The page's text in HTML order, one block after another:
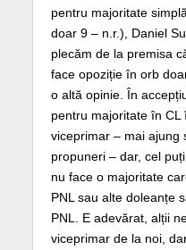
pentru majoritate
doar 9 – n.r.), Daniel
plecăm de la premisa
face opoziție în orb
o altă opinie. În
pentru majoritate în
viceprimar – mai ajung
propuneri – dar, cel
nu face o majoritate
PNL sau alte doleanțe
PNL. E adevărat, alții
viceprimar de la noi,